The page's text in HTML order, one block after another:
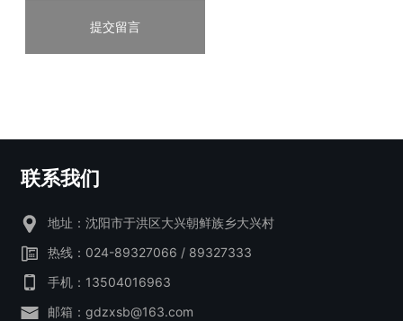
提交留言
联系我们
地址：沈阳市于洪区大兴朝鲜族乡大兴村
热线： 024-89327066 / 89327333
手机： 13504016963
邮箱：gdzxsb@163.com